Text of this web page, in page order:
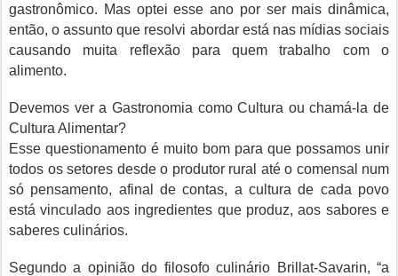
gastronômico. Mas optei esse ano por ser mais dinâmica,
então, o assunto que resolvi abordar está nas mídias sociais
causando muita reflexão para quem trabalho com o
alimento.
Devemos ver a Gastronomia como Cultura ou chamá-la de
Cultura Alimentar?
Esse questionamento é muito bom para que possamos unir
todos os setores desde o produtor rural até o comensal num
só pensamento, afinal de contas, a cultura de cada povo
está vinculado aos ingredientes que produz, aos sabores e
saberes culinários.
Segundo a opinião do filosofo culinário Brillat-Savarin, “a